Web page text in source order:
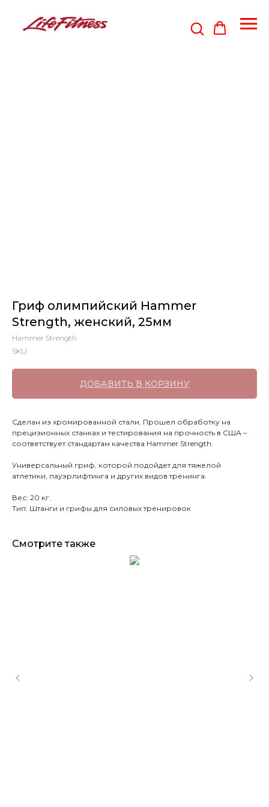
Гриф олимпийский Hammer
Strength, женский, 25мм
Hammer Strength
SKU:
ДОБАВИТЬ В КОРЗИНУ
Сделан из хромированной стали. Прошел обработку на
прецизионных станках и тестирования на прочность в США –
соответствует стандартам качества Hammer Strength.
Универсальный гриф, которой подойдет для тяжелой
атлетики, пауэрлифтинга и других видов тренинга.
Вес: 20 кг.
Тип: Штанги и грифы для силовых тренировок
Смотрите также